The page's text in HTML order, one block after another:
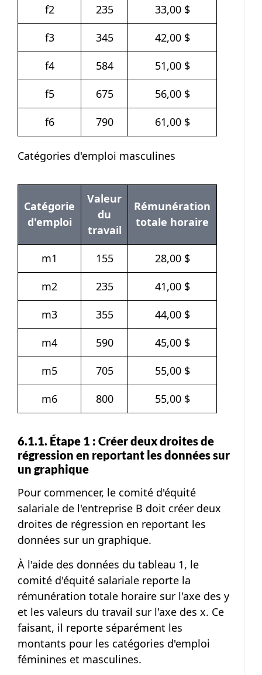
f2
235
33,00 $
f3
345
42,00 $
f4
584
51,00 $
f5
675
56,00 $
f6
790 61,00 $
Catégories d'emploi masculines
Catégorie
d'emploi
Valeur
du
travail
Rémunération
totale horaire
m1 155
28,00 $
m2
235
41,00 $
m3
355
44,00 $
m4
590
45,00 $
m5
705
55,00 $
m6
800 55,00 $
6.1.1. Étape 1 : Créer deux droites de
régression en reportant les données sur
un graphique
Pour commencer, le comité d'équité
salariale de l'entreprise B doit créer deux
droites de régression en reportant les
données sur un graphique.
À l'aide des données du tableau 1, le
comité d'équité salariale reporte la
rémunération totale horaire sur l'axe des y
et les valeurs du travail sur l'axe des x. Ce
faisant, il reporte séparément les
montants pour les catégories d'emploi
féminines et masculines.